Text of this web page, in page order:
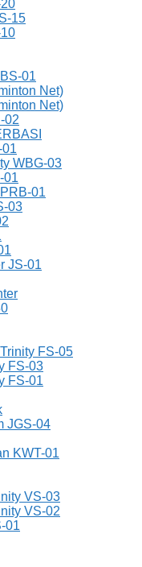
15
01
Net)
Net)
02
WBG-03
01
01
03
JS-01
FS-05
FS-03
FS-01
JGS-04
KWT-01
VS-03
VS-02
01